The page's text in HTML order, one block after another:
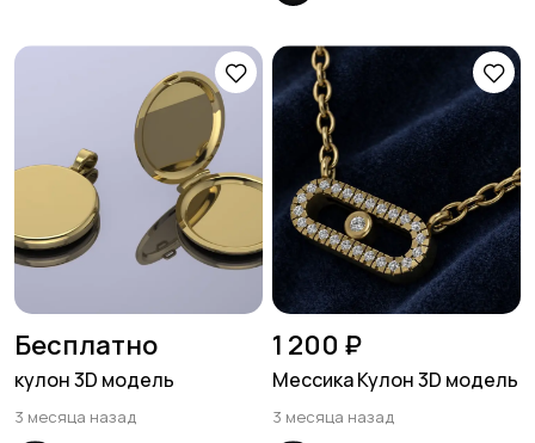
Бесплатно
кулон 3D модель
3 месяца назад
1 200 ₽
Мессика Кулон 3D модель
3 месяца назад